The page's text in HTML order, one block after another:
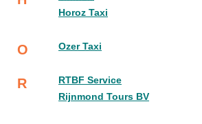
Horoz Taxi
O Ozer Taxi
R
RTBF Service
Rijnmond Tours BV